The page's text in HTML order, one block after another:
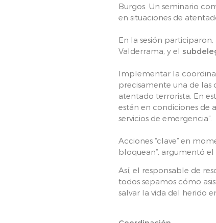
Burgos. Un seminario
en situaciones de
En la sesión participaron,
Valderrama, y el
Implementar la
precisamente una de las
atentado terrorista. En
están en condiciones de
servicios de emergencia”.
Acciones “clave” en
bloquean”, argumentó el
Así, el responsable de
todos sepamos cómo
salvar la vida del herido